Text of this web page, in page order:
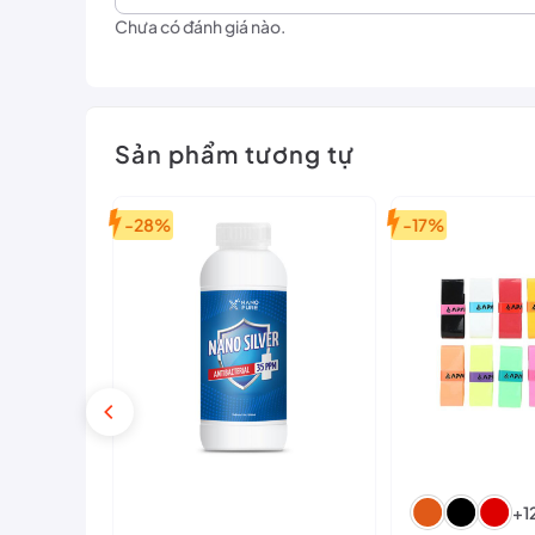
Theo dõi fanpage
Chưa có đánh giá nào.
Sản phẩm tương tự
-28% -17%